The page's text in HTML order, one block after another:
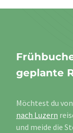
geplante
Möchtest du
nach Luzern
und meide die